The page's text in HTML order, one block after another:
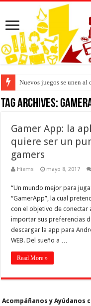
Nuevos juegos se unen
Tag Archives:
Gamer App: la
quiere ser un
gamers
Hiems mayo 8, 2017
“Un mundo mejor para
“GamerApp”, la cual
con el objetivo de conectar
importar sus preferencias
descargar la app para
WEB. Del sueño a …
Read More »
Acompáñanos y Ayúdanos
Acompáñanos y Ayúdanos